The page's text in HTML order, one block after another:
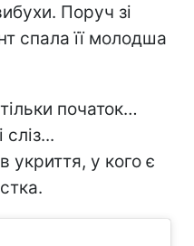
Поруч зі
спала її молодша
початок…
укриття, у кого є